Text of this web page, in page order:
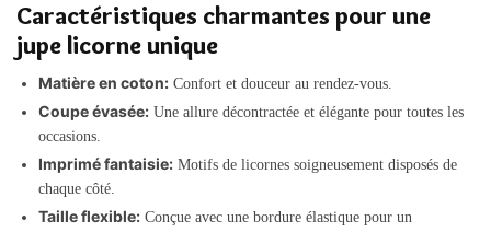
Caractéristiques charmantes pour une
jupe licorne unique
Matière en coton: Confort et douceur au rendez-vous.
Coupe évasée: Une allure décontractée et élégante pour toutes les
occasions.
Imprimé fantaisie: Motifs de licornes soigneusement disposés de
chaque côté.
Taille flexible: Conçue avec une bordure élastique pour un